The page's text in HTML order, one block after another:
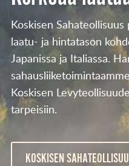
Koskisen
laatu- ja hintatason
Japanissa ja Italiassa.
Koskisen
tarpeisiin.
KOSKISEN